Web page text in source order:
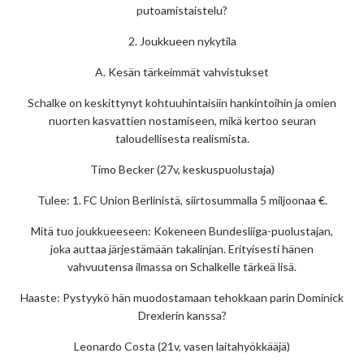
putoamistaistelu?
2. Joukkueen nykytila
A. Kesän tärkeimmät vahvistukset
Schalke on keskittynyt kohtuuhintaisiin hankintoihin ja omien
nuorten kasvattien nostamiseen, mikä kertoo seuran
taloudellisesta realismista.
Timo Becker (27v, keskuspuolustaja)
Tulee: 1. FC Union Berlinistä, siirtosummalla 5 miljoonaa €.
Mitä tuo joukkueeseen: Kokeneen Bundesliiga-puolustajan,
joka auttaa järjestämään takalinjan. Erityisesti hänen
vahvuutensa ilmassa on Schalkelle tärkeä lisä.
Haaste: Pystyykö hän muodostamaan tehokkaan parin Dominick
Drexlerin kanssa?
Leonardo Costa (21v, vasen laitahyökkääjä)